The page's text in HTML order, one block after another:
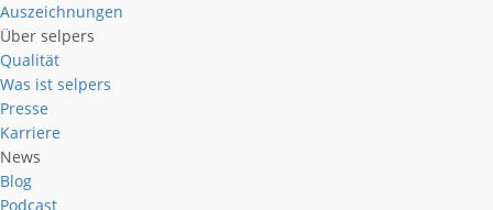
Auszeichnungen
Über selpers
Qualität
Was ist selpers
Presse
Karriere
News
Blog
Podcast